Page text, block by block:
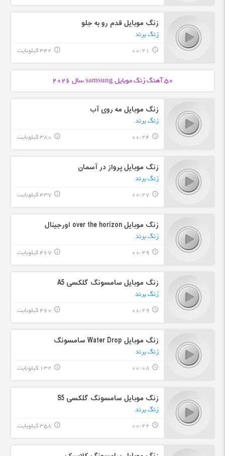
زنگ موبایل قدم رو به جلو
زنگ برند
query_builder
00:21 342 کیلوبایت info_outline
50 آهنگ زنگ موبایل samsungسال 2026
زنگ موبایل مه روی آب
زنگ برند
query_builder
00:24 380 کیلوبایت info_outline
زنگ موبایل پرواز در آسمان
زنگ برند
query_builder
00:27 437 کیلوبایت info_outline
زنگ موبایل over the horizon اورجینال
زنگ برند
query_builder
00:29 467 کیلوبایت info_outline
زنگ موبایل سامسونگ گلکسی A5
زنگ برند
query_builder
00:29 460 کیلوبایت info_outline
زنگ موبایل Water Drop سامسونگ
زنگ برند
query_builder
00:08 132 کیلوبایت info_outline
زنگ موبایل سامسونگ گلکسی S5
زنگ برند
query_builder
00:22 358 کیلوبایت info_outline